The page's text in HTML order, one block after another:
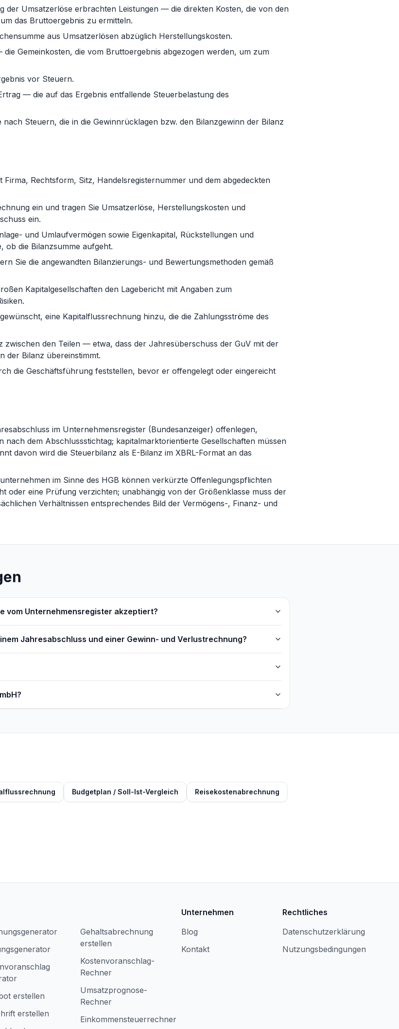
der Umsatzerlöse erbrachten Leistungen — die direkten Kosten, die von den
das Bruttoergebnis zu ermitteln.
aus Umsatzerlösen abzüglich Herstellungskosten.
Gemeinkosten, die vom Bruttoergebnis abgezogen werden, um zum
vor Steuern.
— die auf das Ergebnis entfallende Steuerbelastung des
Steuern, die in die Gewinnrücklagen bzw. den Bilanzgewinn der Bilanz
Firma, Rechtsform, Sitz, Handelsregisternummer und dem abgedeckten
ein und tragen Sie Umsatzerlöse, Herstellungskosten und
ein.
und Umlaufvermögen sowie Eigenkapital, Rückstellungen und
ob die Bilanzsumme aufgeht.
Sie die angewandten Bilanzierungs- und Bewertungsmethoden gemäß
Kapitalgesellschaften den Lagebericht mit Angaben zum
eine Kapitalflussrechnung hinzu, die die Zahlungsströme des
zwischen den Teilen — etwa, dass der Jahresüberschuss der GuV mit der
der Bilanz übereinstimmt.
die Geschäftsführung feststellen, bevor er offengelegt oder eingereicht
im Unternehmensregister (Bundesanzeiger) offenlegen,
dem Abschlussstichtag; kapitalmarktorientierte Gesellschaften müssen
davon wird die Steuerbilanz als E-Bilanz im XBRL-Format an das
im Sinne des HGB können verkürzte Offenlegungspflichten
oder eine Prüfung verzichten; unabhängig von der Größenklasse muss der
Verhältnissen entsprechendes Bild der Vermögens-, Finanz- und
vom Unternehmensregister akzeptiert?
Jahresabschluss und einer Gewinn- und Verlustrechnung?
Budgetplan / Soll-Ist-Vergleich Reisekostenabrechnung
erstellen
erstellen
Gehaltsabrechnung
erstellen
Kostenvoranschlag-
Rechner
Umsatzprognose-
Rechner
Einkommensteuerrechner
Unternehmen
Blog
Kontakt
Rechtliches
Datenschutzerklärung
Nutzungsbedingungen